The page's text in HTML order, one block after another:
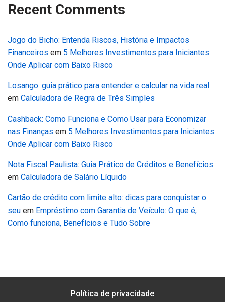
Recent Comments
Jogo do Bicho: Entenda Riscos, História e Impactos
Financeiros em 5 Melhores Investimentos para Iniciantes:
Onde Aplicar com Baixo Risco
Losango: guia prático para entender e calcular na vida real
em Calculadora de Regra de Três Simples
Cashback: Como Funciona e Como Usar para Economizar
nas Finanças em 5 Melhores Investimentos para Iniciantes:
Onde Aplicar com Baixo Risco
Nota Fiscal Paulista: Guia Prático de Créditos e Benefícios
em Calculadora de Salário Líquido
Cartão de crédito com limite alto: dicas para conquistar o
seu em Empréstimo com Garantia de Veículo: O que é,
Como funciona, Benefícios e Tudo Sobre
Política de privacidade